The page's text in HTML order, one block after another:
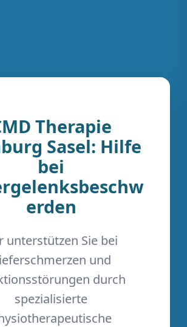
Therapie
Sasel: Hilfe
bei
erden
unterstützen Sie bei
und
durch
spezialisierte